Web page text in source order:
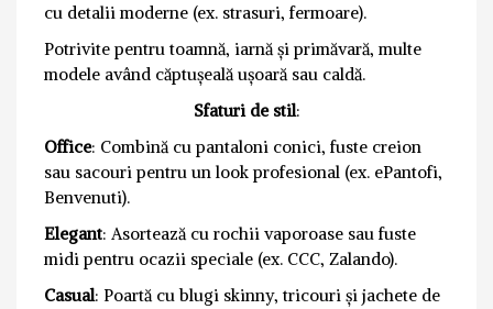
cu detalii moderne (ex. strasuri, fermoare).
Potrivite pentru toamnă, iarnă și primăvară, multe
modele având căptușeală ușoară sau caldă.
Sfaturi de stil:
Office: Combină cu pantaloni conici, fuste creion
sau sacouri pentru un look profesional (ex. ePantofi,
Benvenuti).
Elegant: Asortează cu rochii vaporoase sau fuste
midi pentru ocazii speciale (ex. CCC, Zalando).
Casual: Poartă cu blugi skinny, tricouri și jachete de